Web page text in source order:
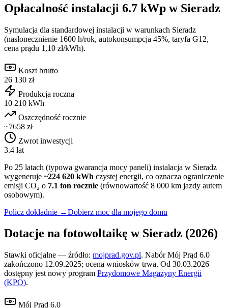
Opłacalność instalacji 6.7 kWp w Sieradz
Symulacja dla standardowej instalacji w warunkach Sieradz
(nasłonecznienie 1600 h/rok, autokonsumpcja 45%, taryfa G12,
cena prądu 1,10 zł/kWh).
Koszt brutto
26 130 zł
Produkcja roczna
10 210 kWh
Oszczędność rocznie
~7658 zł
Zwrot inwestycji
3.4 lat
Po 25 latach (typowa gwarancja mocy paneli) instalacja w Sieradz
wygeneruje ~224 620 kWh czystej energii, co oznacza ograniczenie
emisji CO₂ o 7.1 ton rocznie (równowartość 8 000 km jazdy autem
osobowym).
Policz dokładnie →Dobierz moc dla mojego domu
Dotacje na fotowoltaikę w Sieradz (2026)
Stawki oficjalne — źródło: mojprad.gov.pl. Nabór Mój Prąd 6.0
zakończono 12.09.2025; ocena wniosków trwa. Od 30.03.2026
dostępny jest nowy program Przydomowe Magazyny Energii
(KPO).
Mój Prąd 6.0